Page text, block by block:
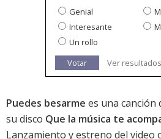
Genial
Interesante
Un rollo
Votar
Ver resultados
Puedes besarme es una canción
su disco Que la música te
Lanzamiento y estreno del video